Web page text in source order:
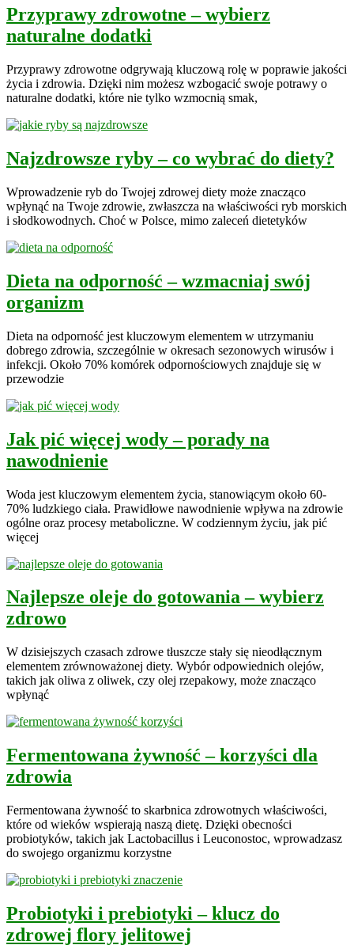
Przyprawy zdrowotne – wybierz
naturalne dodatki
Przyprawy zdrowotne odgrywają kluczową rolę w poprawie jakości
życia i zdrowia. Dzięki nim możesz wzbogacić swoje potrawy o
naturalne dodatki, które nie tylko wzmocnią smak,
Najzdrowsze ryby – co wybrać do diety?
Wprowadzenie ryb do Twojej zdrowej diety może znacząco
wpłynąć na Twoje zdrowie, zwłaszcza na właściwości ryb morskich
i słodkowodnych. Choć w Polsce, mimo zaleceń dietetyków
Dieta na odporność – wzmacniaj swój
organizm
Dieta na odporność jest kluczowym elementem w utrzymaniu
dobrego zdrowia, szczególnie w okresach sezonowych wirusów i
infekcji. Około 70% komórek odpornościowych znajduje się w
przewodzie
Jak pić więcej wody – porady na
nawodnienie
Woda jest kluczowym elementem życia, stanowiącym około 60-
70% ludzkiego ciała. Prawidłowe nawodnienie wpływa na zdrowie
ogólne oraz procesy metaboliczne. W codziennym życiu, jak pić
więcej
Najlepsze oleje do gotowania – wybierz
zdrowo
W dzisiejszych czasach zdrowe tłuszcze stały się nieodłącznym
elementem zrównoważonej diety. Wybór odpowiednich olejów,
takich jak oliwa z oliwek, czy olej rzepakowy, może znacząco
wpłynąć
Fermentowana żywność – korzyści dla
zdrowia
Fermentowana żywność to skarbnica zdrowotnych właściwości,
które od wieków wspierają naszą dietę. Dzięki obecności
probiotyków, takich jak Lactobacillus i Leuconostoc, wprowadzasz
do swojego organizmu korzystne
Probiotyki i prebiotyki – klucz do
zdrowej flory jelitowej